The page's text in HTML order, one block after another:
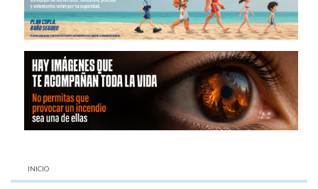
AQUÍ:
INICIO